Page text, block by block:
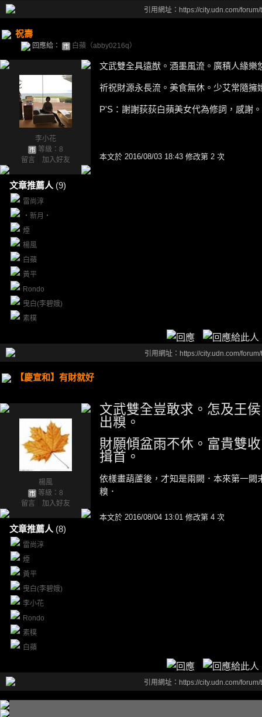
引用網址：https://city.udn.com/
祝壽
回應給： 白蘋（abby0216q）
李小花
等級：8
留言
加入好友
文章推薦人 (9)
雷尚淳
‧新月‧
煙
楊風
白蘋
黃平
Rondo
曳白(李碧娥)
素樸
文武雙全具遠猷。酒墨風流。廣積人緣樂
祈祝財源永長流。美食無休。少艾常隨擁
P'S：謝謝荻荻白蘋美女代為修詞，感謝。
本文於 2016/08/03 18:43 修改第 2 次
引用網址：https://city.udn.com/
【慶宣和】有財就好
楊風
等級：8
留言
加入好友
文章推薦人 (8)
雷尚淳
煙
黃平
曳白(李碧娥)
李小花
Rondo
素樸
白蘋
文武雙全豈敢求 。 怎及王侯
出糗。
財願傾盆雨不休 。 富貴雙收
揖首。
依樣畫葫蘆後，才知是兩闕．本來第一
糗．
本文於 2016/08/04 13:01 修改第 4 次
引用網址：https://city.udn.com/